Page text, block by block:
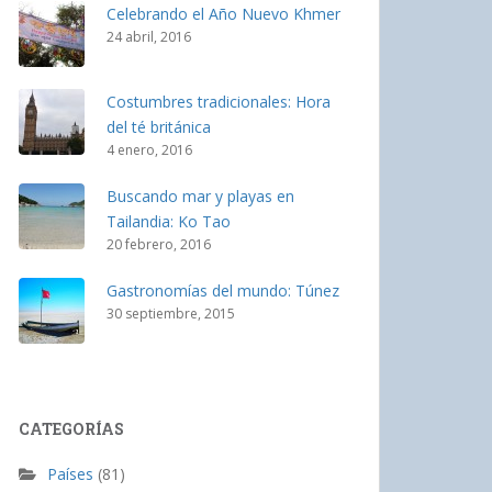
Celebrando el Año Nuevo Khmer
24 abril, 2016
Costumbres tradicionales: Hora
del té británica
4 enero, 2016
Buscando mar y playas en
Tailandia: Ko Tao
20 febrero, 2016
Gastronomías del mundo: Túnez
30 septiembre, 2015
CATEGORÍAS
Países (81)